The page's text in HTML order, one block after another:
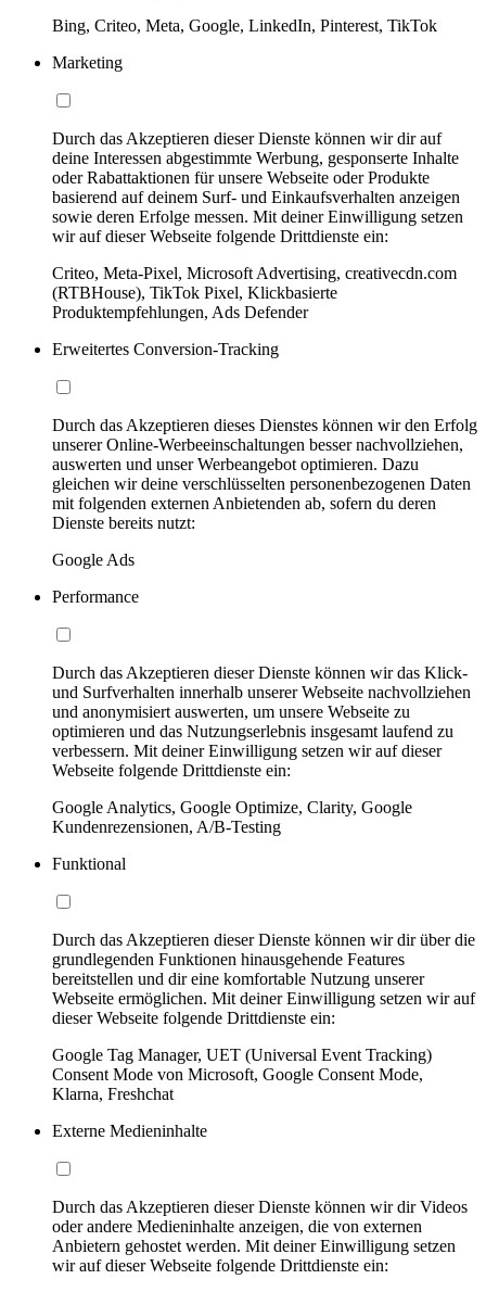
Bing, Criteo, Meta, Google, LinkedIn, Pinterest, TikTok
Marketing
Durch das Akzeptieren dieser Dienste können wir dir auf
deine Interessen abgestimmte Werbung, gesponserte Inhalte
oder Rabattaktionen für unsere Webseite oder Produkte
basierend auf deinem Surf- und Einkaufsverhalten anzeigen
sowie deren Erfolge messen. Mit deiner Einwilligung setzen
wir auf dieser Webseite folgende Drittdienste ein:
Criteo, Meta-Pixel, Microsoft Advertising, creativecdn.com
(RTBHouse), TikTok Pixel, Klickbasierte
Produktempfehlungen, Ads Defender
Erweitertes Conversion-Tracking
Durch das Akzeptieren dieses Dienstes können wir den Erfolg
unserer Online-Werbeeinschaltungen besser nachvollziehen,
auswerten und unser Werbeangebot optimieren. Dazu
gleichen wir deine verschlüsselten personenbezogenen Daten
mit folgenden externen Anbietenden ab, sofern du deren
Dienste bereits nutzt:
Google Ads
Performance
Durch das Akzeptieren dieser Dienste können wir das Klick-
und Surfverhalten innerhalb unserer Webseite nachvollziehen
und anonymisiert auswerten, um unsere Webseite zu
optimieren und das Nutzungserlebnis insgesamt laufend zu
verbessern. Mit deiner Einwilligung setzen wir auf dieser
Webseite folgende Drittdienste ein:
Google Analytics, Google Optimize, Clarity, Google
Kundenrezensionen, A/B-Testing
Funktional
Durch das Akzeptieren dieser Dienste können wir dir über die
grundlegenden Funktionen hinausgehende Features
bereitstellen und dir eine komfortable Nutzung unserer
Webseite ermöglichen. Mit deiner Einwilligung setzen wir auf
dieser Webseite folgende Drittdienste ein:
Google Tag Manager, UET (Universal Event Tracking)
Consent Mode von Microsoft, Google Consent Mode,
Klarna, Freshchat
Externe Medieninhalte
Durch das Akzeptieren dieser Dienste können wir dir Videos
oder andere Medieninhalte anzeigen, die von externen
Anbietern gehostet werden. Mit deiner Einwilligung setzen
wir auf dieser Webseite folgende Drittdienste ein: